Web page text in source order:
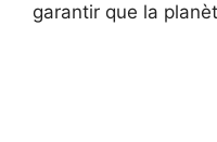
garantir que la